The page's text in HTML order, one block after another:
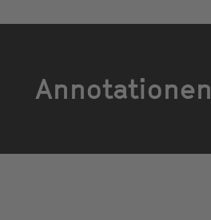
Annotationen